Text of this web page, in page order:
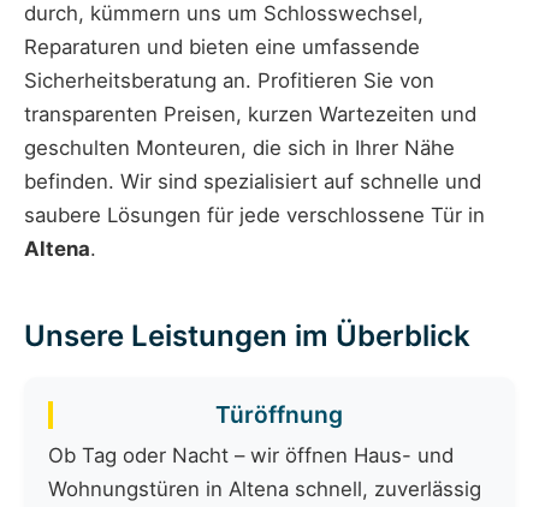
durch, kümmern uns um Schlosswechsel,
Reparaturen und bieten eine umfassende
Sicherheitsberatung an. Profitieren Sie von
transparenten Preisen, kurzen Wartezeiten und
geschulten Monteuren, die sich in Ihrer Nähe
befinden. Wir sind spezialisiert auf schnelle und
saubere Lösungen für jede verschlossene Tür in
Altena.
Unsere Leistungen im Überblick
Türöffnung
Ob Tag oder Nacht – wir öffnen Haus- und
Wohnungstüren in Altena schnell, zuverlässig